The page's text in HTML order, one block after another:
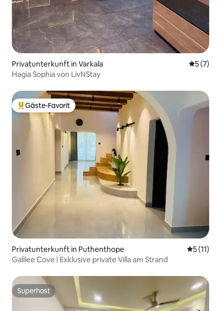
Privatunterkunft in Varkala
5 (7)
Hagia Sophia von LivNStay
Beliebter Gäste-Favorit.
Gäste-Favorit
Privatunterkunft in Puthenthope
5 (11)
Galilee Cove | Exklusive private Villa am Strand
Superhost
Superhost